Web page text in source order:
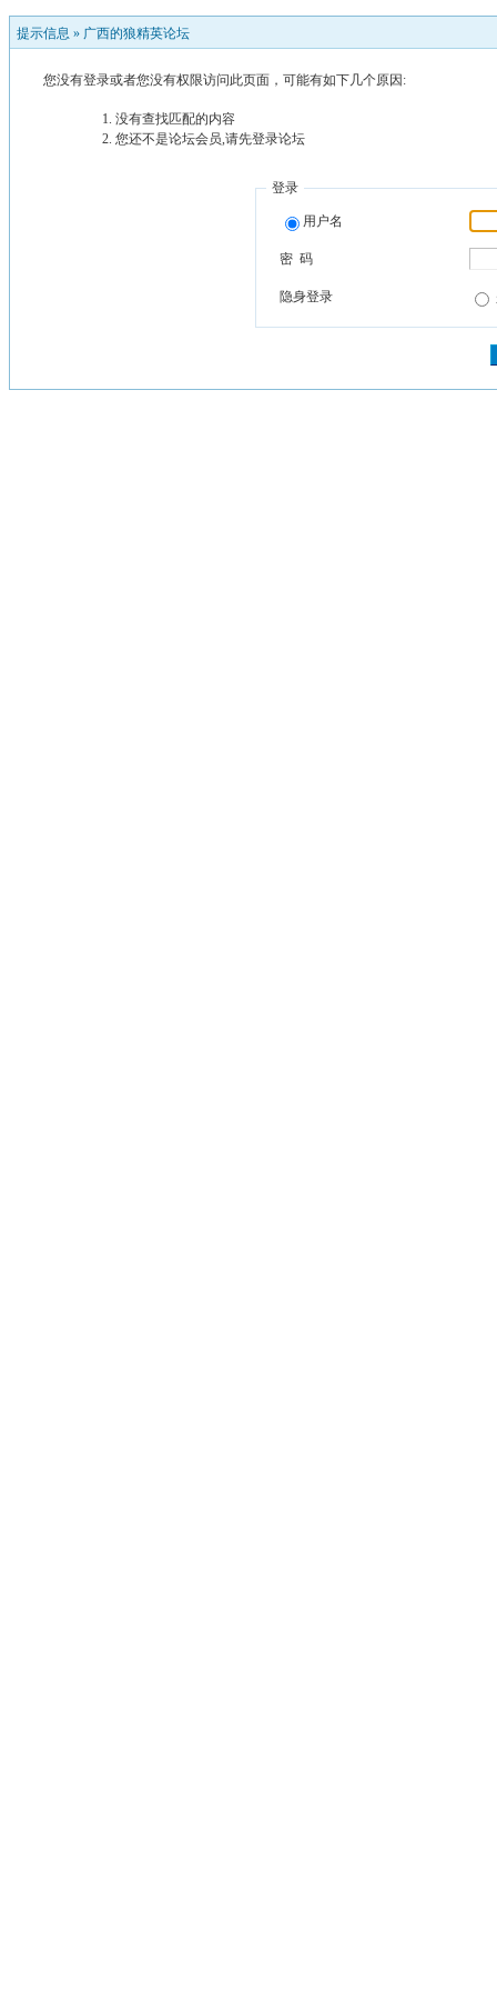
提示信息 » 广西的狼精英论坛
您没有登录或者您没有权限访问此页面，可能有如下几个原因:
没有查找匹配的内容
您还不是论坛会员,请先登录论坛
登录
用户名
密 码
隐身登录